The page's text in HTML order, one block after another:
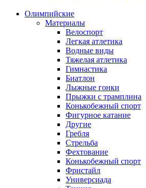
Олимпийские
Материалы
Велоспорт
Легкая атлетика
Водные виды
Тяжелая атлетика
Гимнастика
Биатлон
Лыжные гонки
Прыжки с трамплина
Конькобежный спорт
Фигурное катание
Другие
Гребля
Стрельба
Фехтование
Конькобежный спорт
Фристайл
Универсиада